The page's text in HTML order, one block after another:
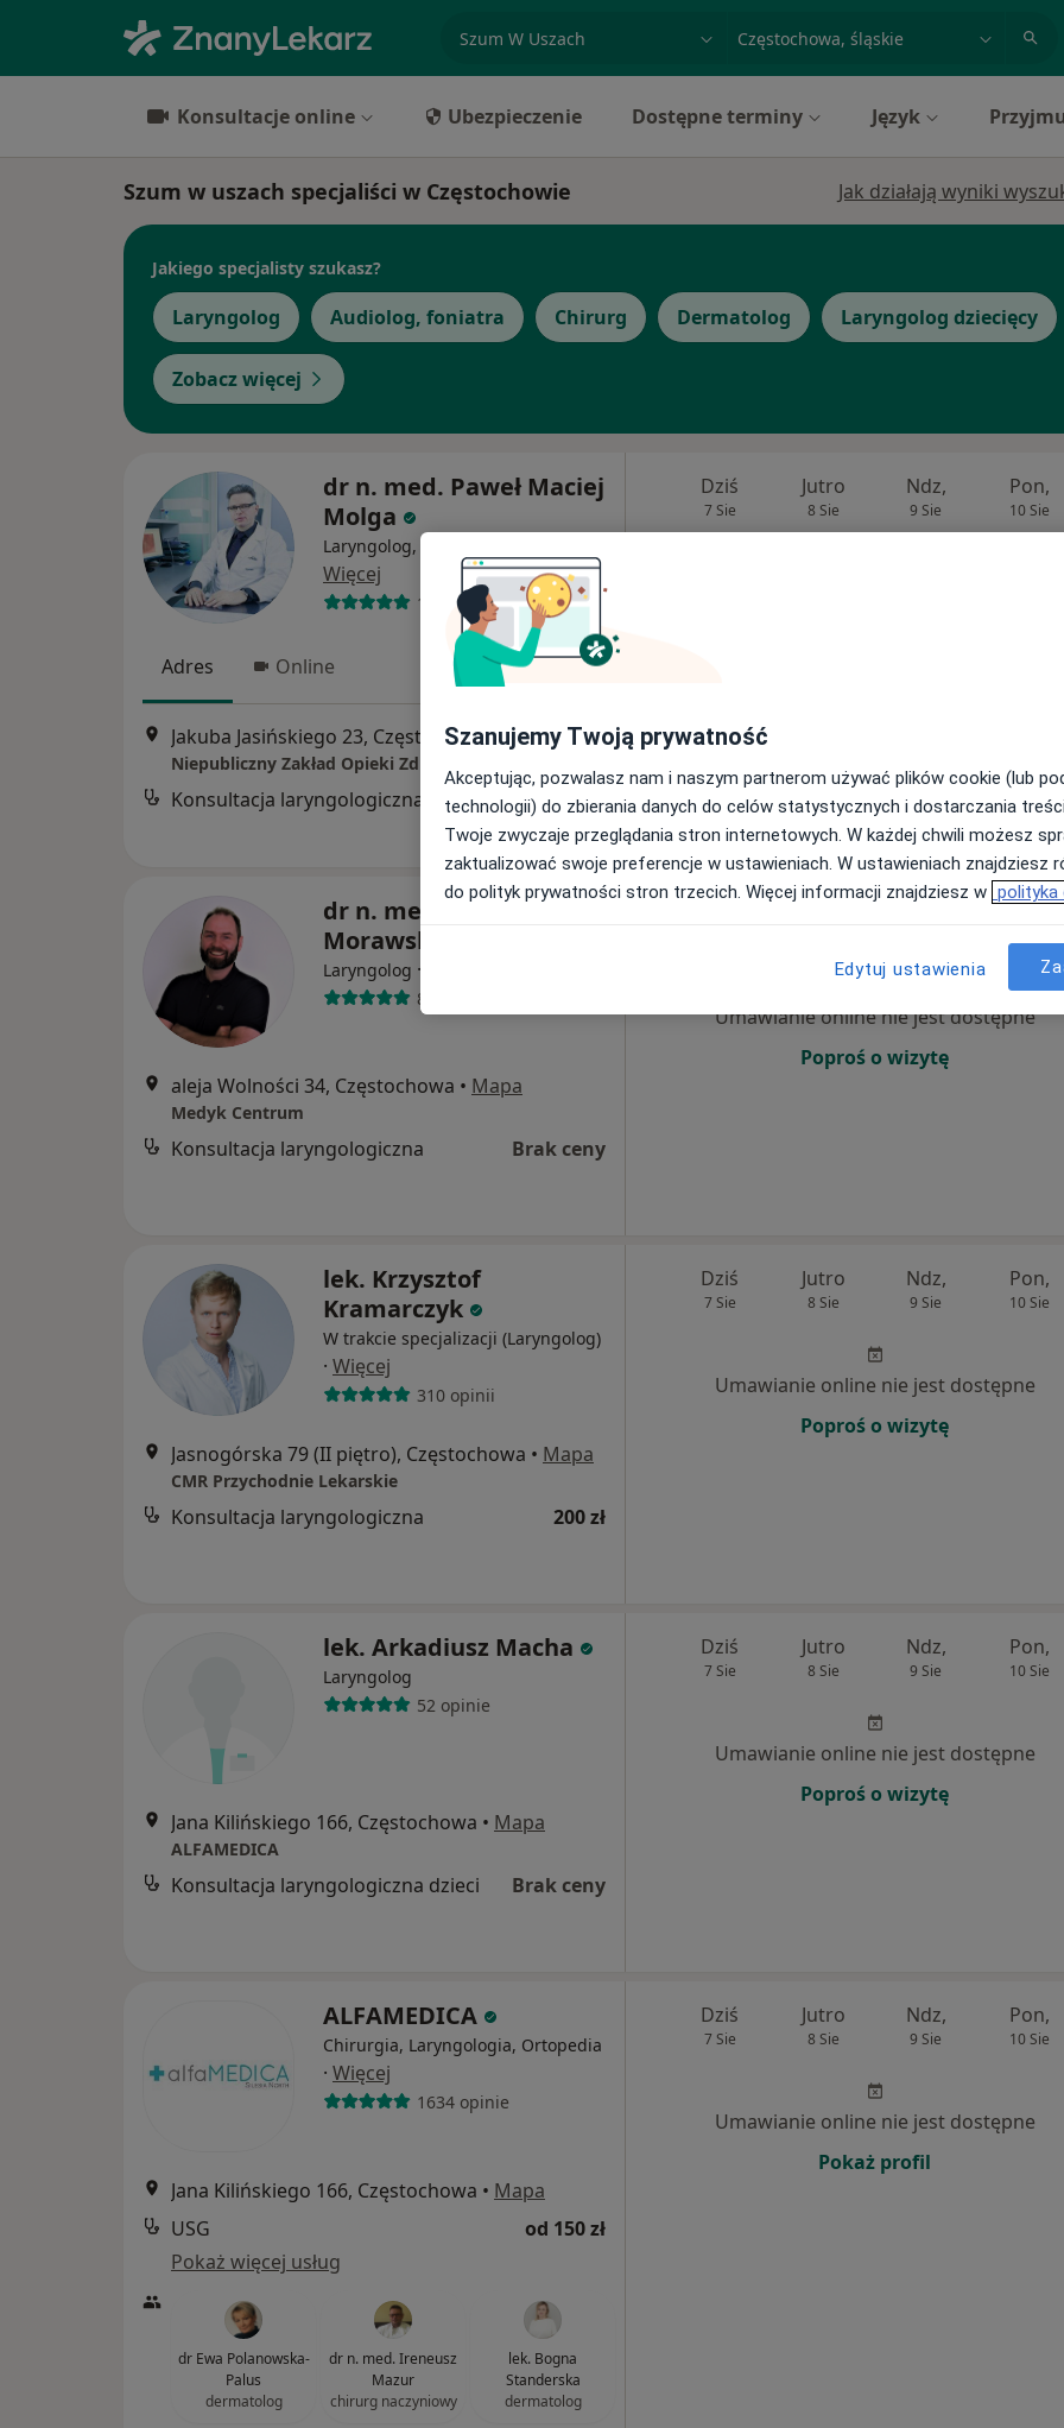
miasto lub dzielnica
Konsultacje online Ubezpieczenie Dostępne terminy Język
Szum w uszach specjaliści w Częstochowie Jak działają wyniki
Jakiego specjalisty szukasz?
Laryngolog Audiolog, foniatra Chirurg Dermatolog Laryngolog dziecięcy
Zobacz więcej
dr n. med. Paweł Maciej
Molga
Laryngolog, Laryngolog dziecięcy
Więcej
1340 opinii
Adres Online
Jakuba Jasińskiego 23, Częstochowa • Mapa
Konsultacja laryngologiczna 300 zł
Dziś
7 Sie
Jutro
8 Sie
Ndz,
9 Sie
Pon,
10 Sie
dr n. med. Robert
Morawski
Laryngolog ·
88 opinii
aleja Wolności 34, Częstochowa • Mapa
Medyk Centrum
Konsultacja laryngologiczna Brak ceny
Ndz, Pon,
Umawianie online nie jest dostępne
Poproś o wizytę
lek. Krzysztof
Kramarczyk
W trakcie specjalizacji (Laryngolog)
· Więcej
310 opinii
Jasnogórska 79 (II piętro), Częstochowa • Mapa
CMR Przychodnie Lekarskie
Konsultacja laryngologiczna 200 zł
Dziś
7 Sie
Jutro
8 Sie
Ndz,
9 Sie
Pon,
10 Sie
Umawianie online nie jest dostępne
Poproś o wizytę
lek. Arkadiusz Macha
Laryngolog
52 opinie
Jana Kilińskiego 166, Częstochowa • Mapa
ALFAMEDICA
Konsultacja laryngologiczna dzieci Brak ceny
Dziś
7 Sie
Jutro
8 Sie
Ndz,
9 Sie
Pon,
10 Sie
Umawianie online nie jest dostępne
Poproś o wizytę
ALFAMEDICA
Chirurgia, Laryngologia, Ortopedia
· Więcej
1634 opinie
Jana Kilińskiego 166, Częstochowa • Mapa
USG
od 150 zł
Pokaż więcej usług
dr Ewa Polanowska-
Palus
dermatolog
dr n. med. Ireneusz
Mazur
chirurg naczyniowy
lek. Bogna
Standerska
dermatolog
Dziś
7 Sie
Jutro
8 Sie
Ndz,
9 Sie
Pon,
10 Sie
Umawianie online nie jest dostępne
Pokaż profil
Szanujemy Twoją prywatność
Akceptując, pozwalasz nam i naszym partnerom używać plików cookie (lub
technologii) do zbierania danych do celów statystycznych i dostarczania
Twoje zwyczaje przeglądania stron internetowych. W każdej chwili możesz
zaktualizować swoje preferencje w ustawieniach. W ustawieniach znajdziesz
do polityk prywatności stron trzecich. Więcej informacji znajdziesz w polityka
Edytuj ustawienia